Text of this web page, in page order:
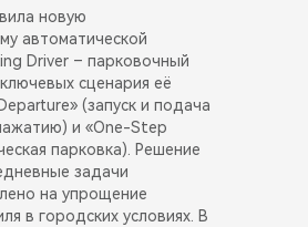
новую
автоматической
Driver – парковочный
сценария её
(запуск и подача
и «One-Step
парковка). Решение
задачи
на упрощение
в городских условиях. В